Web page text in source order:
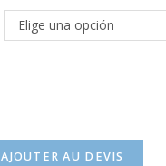
Elige una opción
AJOUTER AU DEVIS